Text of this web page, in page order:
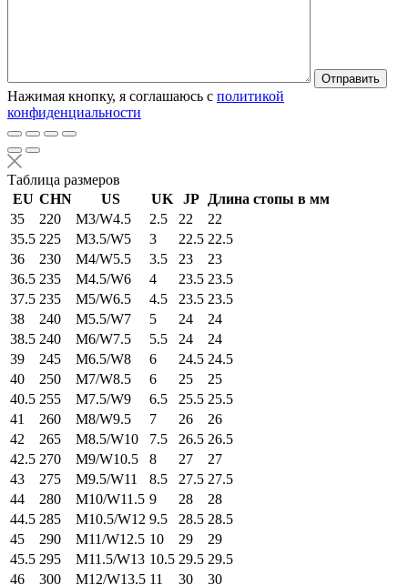
Нажимая кнопку, я соглашаюсь с политикой
конфиденциальности
Таблица размеров
EU CHN US UK JP
Длина стопы в мм
35
220 M3/W4.5 2.5 22
22
35.5 225 M3.5/W5 3 22.5 22.5
36
230 M4/W5.5 3.5 23
23
36.5 235 M4.5/W6 4 23.5 23.5
37.5 235 M5/W6.5 4.5 23.5 23.5
38
240 M5.5/W7 5 24
24
38.5 240 M6/W7.5 5.5 24
24
39
245 M6.5/W8 6 24.5 24.5
40
250 M7/W8.5 6 25
25
40.5 255 M7.5/W9 6.5 25.5 25.5
41
260 M8/W9.5 7 26
26
42
265 M8.5/W10 7.5 26.5 26.5
42.5 270 M9/W10.5 8 27
27
43
275 M9.5/W11 8.5 27.5 27.5
44
280 M10/W11.5 9 28
28
44.5 285 M10.5/W12 9.5 28.5 28.5
45
290 M11/W12.5 10 29
29
45.5 295 M11.5/W13 10.5 29.5 29.5
46
300 M12/W13.5 11 30 30